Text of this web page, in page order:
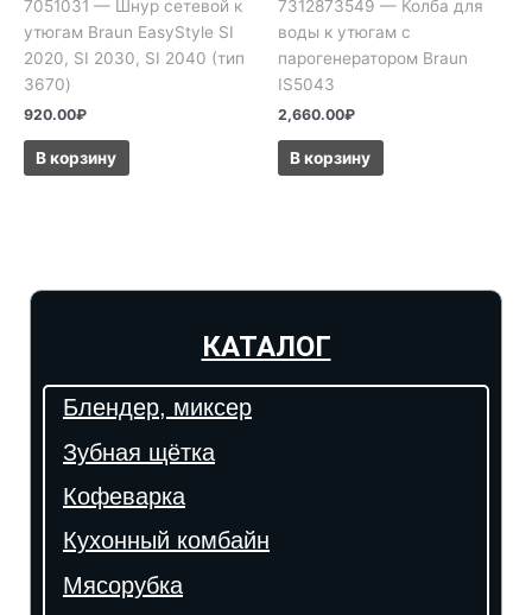
7051031 — Шнур сетевой к
утюгам Braun EasyStyle SI
2020, SI 2030, SI 2040 (тип
3670)
920.00₽
В корзину
7312873549 — Колба для
воды к утюгам с
парогенератором Braun
IS5043
2,660.00₽
В корзину
КАТАЛОГ
Блендер, миксер
Зубная щётка
Кофеварка
Кухонный комбайн
Мясорубка